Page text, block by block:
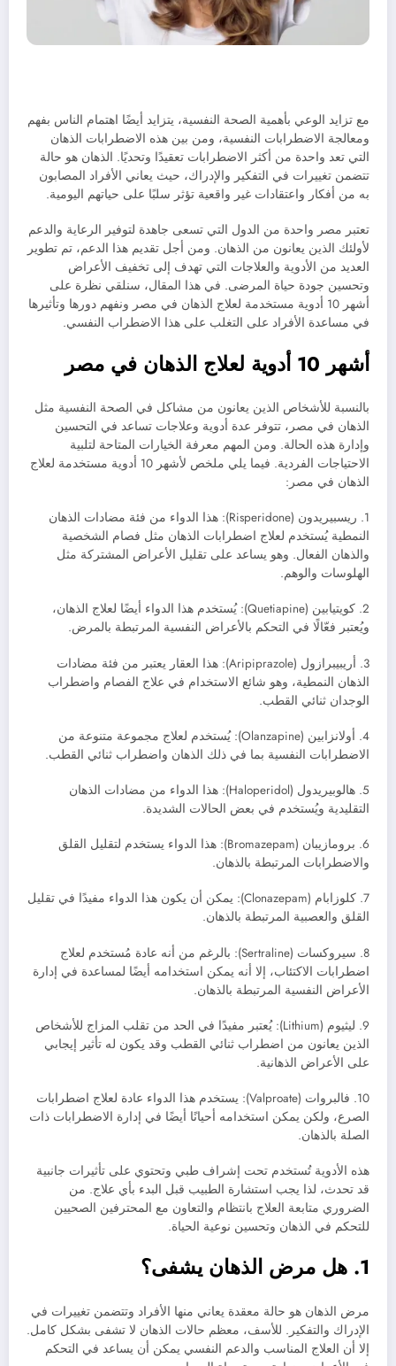
مع تزايد الوعي بأهمية الصحة النفسية، يتزايد أيضًا اهتمام الناس بفهم
ومعالجة الاضطرابات النفسية، ومن بين هذه الاضطرابات الذهان
التي تعد واحدة من أكثر الاضطرابات تعقيدًا وتحديًا. الذهان هو حالة
تتضمن تغييرات في التفكير والإدراك، حيث يعاني الأفراد المصابون
به من أفكار واعتقادات غير واقعية تؤثر سلبًا على حياتهم اليومية.
تعتبر مصر واحدة من الدول التي تسعى جاهدة لتوفير الرعاية والدعم
لأولئك الذين يعانون من الذهان. ومن أجل تقديم هذا الدعم، تم تطوير
العديد من الأدوية والعلاجات التي تهدف إلى تخفيف الأعراض
وتحسين جودة حياة المرضى. في هذا المقال، سنلقي نظرة على
أشهر 10 أدوية مستخدمة لعلاج الذهان في مصر ونفهم دورها وتأثيرها
في مساعدة الأفراد على التغلب على هذا الاضطراب النفسي.
أشهر 10 أدوية لعلاج الذهان في مصر
بالنسبة للأشخاص الذين يعانون من مشاكل في الصحة النفسية مثل
الذهان في مصر، تتوفر عدة أدوية وعلاجات تساعد في التحسين
وإدارة هذه الحالة. ومن المهم معرفة الخيارات المتاحة لتلبية
الاحتياجات الفردية. فيما يلي ملخص لأشهر 10 أدوية مستخدمة لعلاج
الذهان في مصر:
1. ريسبيريدون (Risperidone): هذا الدواء من فئة مضادات الذهان
النمطية يُستخدم لعلاج اضطرابات الذهان مثل فصام الشخصية
والذهان الفعال. وهو يساعد على تقليل الأعراض المشتركة مثل
الهلوسات والوهم.
2. كويتيابين (Quetiapine): يُستخدم هذا الدواء أيضًا لعلاج الذهان،
ويُعتبر فعّالًا في التحكم بالأعراض النفسية المرتبطة بالمرض.
3. أريبيبرازول (Aripiprazole): هذا العقار يعتبر من فئة مضادات
الذهان النمطية، وهو شائع الاستخدام في علاج الفصام واضطراب
الوجدان ثنائي القطب.
4. أولانزابين (Olanzapine): يُستخدم لعلاج مجموعة متنوعة من
الاضطرابات النفسية بما في ذلك الذهان واضطراب ثنائي القطب.
5. هالوبيريدول (Haloperidol): هذا الدواء من مضادات الذهان
التقليدية ويُستخدم في بعض الحالات الشديدة.
6. برومازيبان (Bromazepam): هذا الدواء يستخدم لتقليل القلق
والاضطرابات المرتبطة بالذهان.
7. كلوزابام (Clonazepam): يمكن أن يكون هذا الدواء مفيدًا في تقليل
القلق والعصبية المرتبطة بالذهان.
8. سيروكسات (Sertraline): بالرغم من أنه عادة مُستخدم لعلاج
اضطرابات الاكتئاب، إلا أنه يمكن استخدامه أيضًا لمساعدة في إدارة
الأعراض النفسية المرتبطة بالذهان.
9. ليثيوم (Lithium): يُعتبر مفيدًا في الحد من تقلب المزاج للأشخاص
الذين يعانون من اضطراب ثنائي القطب وقد يكون له تأثير إيجابي
على الأعراض الذهانية.
10. فالبروات (Valproate): يستخدم هذا الدواء عادة لعلاج اضطرابات
الصرع، ولكن يمكن استخدامه أحيانًا أيضًا في إدارة الاضطرابات ذات
الصلة بالذهان.
هذه الأدوية تُستخدم تحت إشراف طبي وتحتوي على تأثيرات جانبية
قد تحدث، لذا يجب استشارة الطبيب قبل البدء بأي علاج. من
الضروري متابعة العلاج بانتظام والتعاون مع المحترفين الصحيين
للتحكم في الذهان وتحسين نوعية الحياة.
1. هل مرض الذهان يشفى؟
مرض الذهان هو حالة معقدة يعاني منها الأفراد وتتضمن تغييرات في
الإدراك والتفكير. للأسف، معظم حالات الذهان لا تشفى بشكل كامل.
إلا أن العلاج المناسب والدعم النفسي يمكن أن يساعد في التحكم